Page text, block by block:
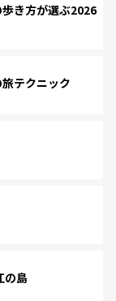
き方が選ぶ2026
テクニック
の島